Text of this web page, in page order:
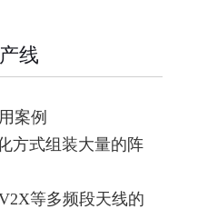
线
案例
方式组装大量的阵
等多频段天线的